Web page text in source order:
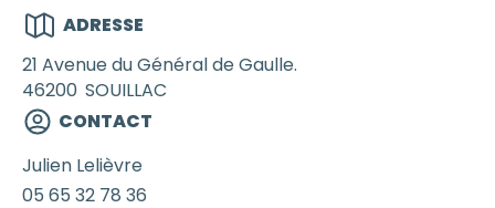
ADRESSE
21 Avenue du Général de Gaulle.
46200 SOUILLAC
CONTACT
Julien Lelièvre
05 65 32 78 36